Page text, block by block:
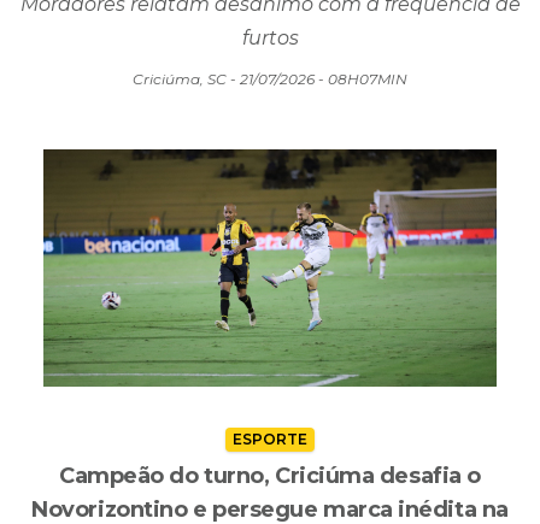
furtos
Criciúma, SC - 21/07/2026 - 08H07MIN
ESPORTE
Campeão do turno, Criciúma desafia o
Novorizontino e persegue marca inédita na